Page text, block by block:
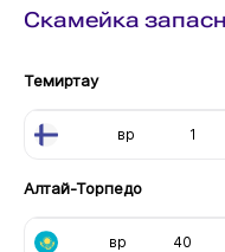
Скамейка
Темиртау
вр 1
Алтай-Торпедо
вр 40